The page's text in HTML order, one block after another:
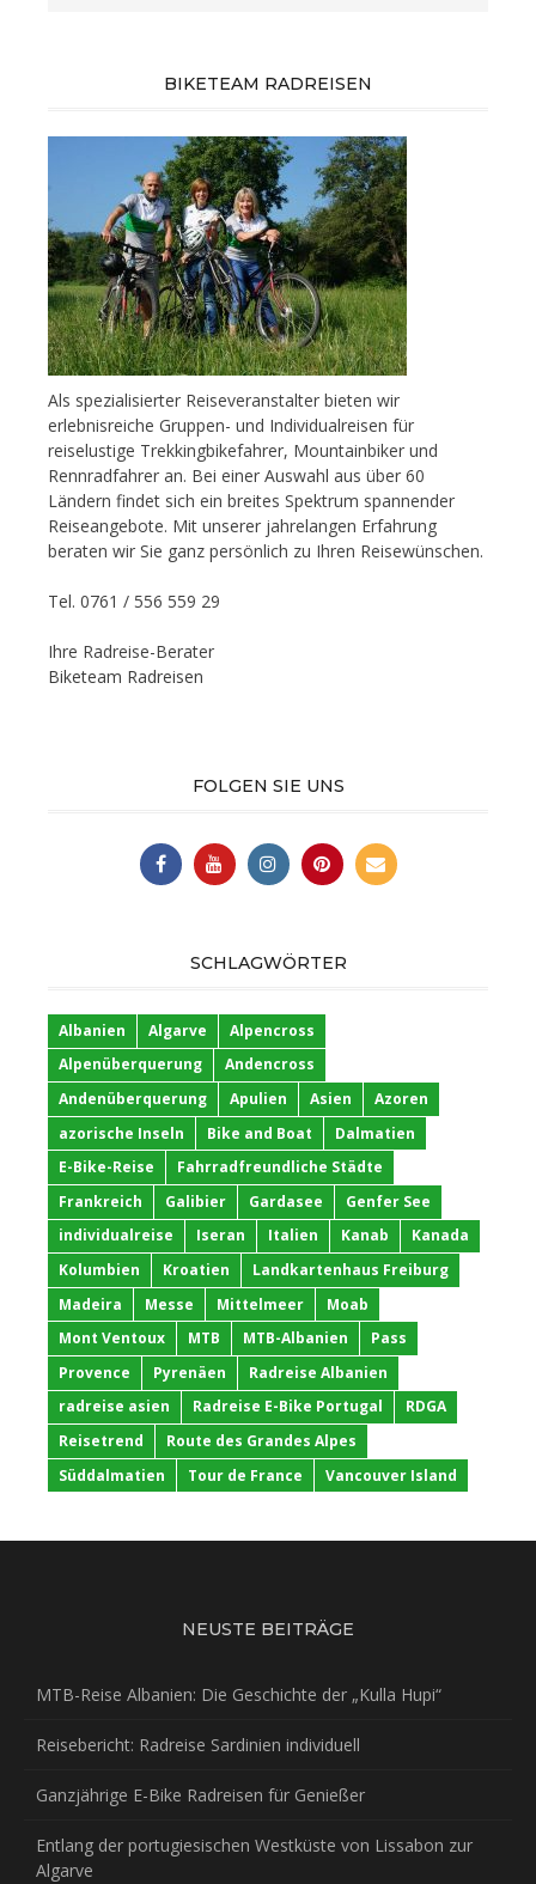
BIKETEAM RADREISEN
Als spezialisierter Reiseveranstalter bieten wir
erlebnisreiche Gruppen- und Individualreisen für
reiselustige Trekkingbikefahrer, Mountainbiker und
Rennradfahrer an. Bei einer Auswahl aus über 60
Ländern findet sich ein breites Spektrum spannender
Reiseangebote. Mit unserer jahrelangen Erfahrung
beraten wir Sie ganz persönlich zu Ihren Reisewünschen.
Tel. 0761 / 556 559 29
Ihre Radreise-Berater
Biketeam Radreisen
FOLGEN SIE UNS
SCHLAGWÖRTER
Albanien Algarve
Alpencross
Alpenüberquerung
Andencross
Andenüberquerung
Apulien Asien
Azoren
azorische Inseln
Bike and Boat
Dalmatien
E-Bike-Reise
Fahrradfreundliche Städte
Frankreich
Galibier Gardasee
Genfer See
individualreise
Iseran Italien Kanab
Kanada
Kolumbien
Kroatien
Landkartenhaus Freiburg
Madeira
Messe Mittelmeer
Moab
Mont Ventoux
MTB MTB-Albanien
Pass
Provence
Pyrenäen
Radreise Albanien
radreise asien
Radreise E-Bike Portugal
RDGA
Reisetrend
Route des Grandes Alpes
Süddalmatien
Tour de France Vancouver Island
NEUSTE BEITRÄGE
MTB-Reise Albanien: Die Geschichte der „Kulla Hupi“
Reisebericht: Radreise Sardinien individuell
Ganzjährige E-Bike Radreisen für Genießer
Entlang der portugiesischen Westküste von Lissabon zur
Algarve